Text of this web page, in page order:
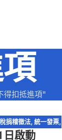
扣抵進項"
稅捐稽徵法,統一發票,
日啟動